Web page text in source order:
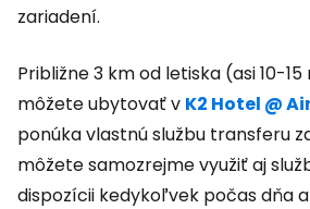
zariadení.
Približne 3 km od letiska (asi 10-
môžete ubytovať v K2 Hotel @
ponúka vlastnú službu transferu
môžete samozrejme využiť aj
dispozícii kedykoľvek počas dňa